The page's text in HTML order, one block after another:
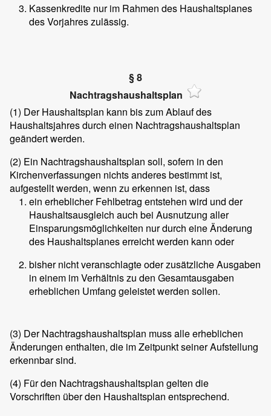
Kassenkredite nur im Rahmen des Haushaltsplanes
des Vorjahres zulässig.
§ 8
Nachtragshaushaltsplan
(1) Der Haushaltsplan kann bis zum Ablauf des
Haushaltsjahres durch einen Nachtragshaushaltsplan
geändert werden.
(2) Ein Nachtragshaushaltsplan soll, sofern in den
Kirchenverfassungen nichts anderes bestimmt ist,
aufgestellt werden, wenn zu erkennen ist, dass
ein erheblicher Fehlbetrag entstehen wird und der
Haushaltsausgleich auch bei Ausnutzung aller
Einsparungsmöglichkeiten nur durch eine Änderung
des Haushaltsplanes erreicht werden kann oder
bisher nicht veranschlagte oder zusätzliche Ausgaben
in einem im Verhältnis zu den Gesamtausgaben
erheblichen Umfang geleistet werden sollen.
(3) Der Nachtragshaushaltsplan muss alle erheblichen
Änderungen enthalten, die im Zeitpunkt seiner Aufstellung
erkennbar sind.
(4) Für den Nachtragshaushaltsplan gelten die
Vorschriften über den Haushaltsplan entsprechend.